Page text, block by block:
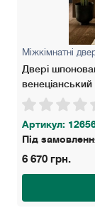
Міжкімнатні
Двері
венеціанський
Артикул:
Під
6 670 грн.